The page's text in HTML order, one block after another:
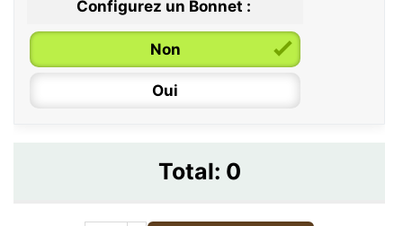
Configurez un Bonnet :
Non
Oui
Total: 0